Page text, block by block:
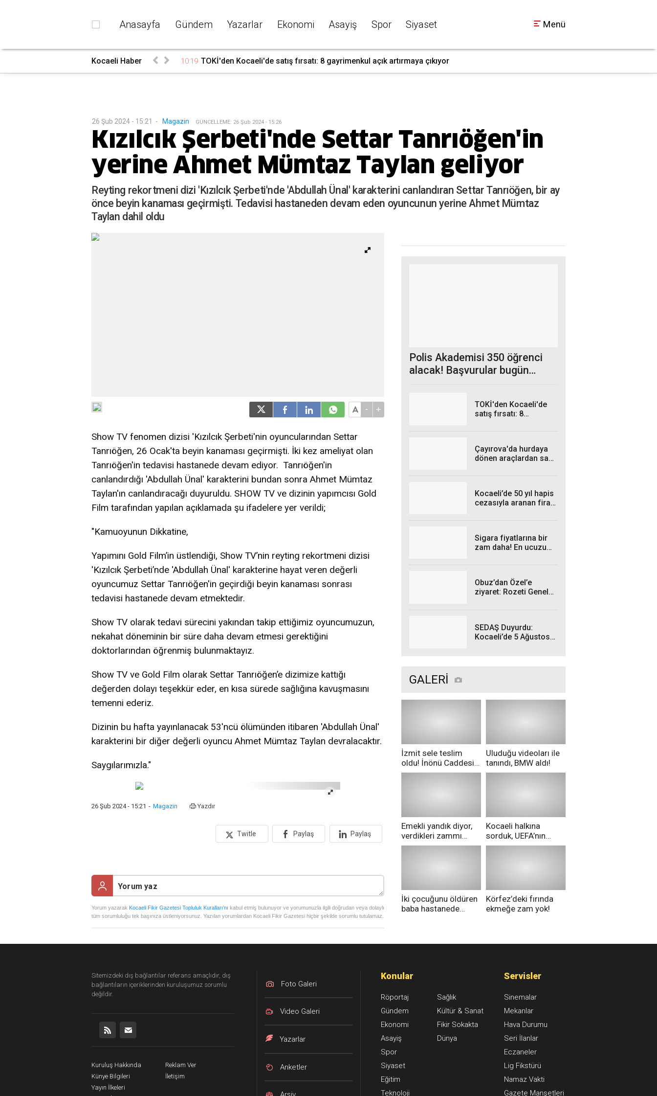
Anasayfa Gündem Yazarlar Ekonomi Asayiş Spor Siyaset Menü
Kocaeli Haber 10:19 TOKİ'den Kocaeli'de satış fırsatı: 8 gayrimenkul açık artırmaya çıkıyor
26 Şub 2024 - 15:21 - Magazin GÜNCELLEME: 26 Şub 2024 - 15:26
Kızılcık Şerbeti'nde Settar Tanrıöğen'in
yerine Ahmet Mümtaz Taylan geliyor
Reyting rekortmeni dizi 'Kızılcık Şerbeti'nde 'Abdullah Ünal' karakterini canlandıran Settar Tanrıöğen, bir ay
önce beyin kanaması geçirmişti. Tedavisi hastaneden devam eden oyuncunun yerine Ahmet Mümtaz
Taylan dahil oldu
- +
Show TV fenomen dizisi 'Kızılcık Şerbeti'nin oyuncularından Settar
Tanrıöğen, 26 Ocak'ta beyin kanaması geçirmişti. İki kez ameliyat olan
Tanrıöğen'in tedavisi hastanede devam ediyor. Tanrıöğen'in
canlandırdığı 'Abdullah Ünal' karakterini bundan sonra Ahmet Mümtaz
Taylan'ın canlandıracağı duyuruldu. SHOW TV ve dizinin yapımcısı Gold
Film tarafından yapılan açıklamada şu ifadelere yer verildi;
"Kamuoyunun Dikkatine,
Yapımını Gold Film’in üstlendiği, Show TV’nin reyting rekortmeni dizisi
'Kızılcık Şerbeti’nde 'Abdullah Ünal' karakterine hayat veren değerli
oyuncumuz Settar Tanrıöğen'in geçirdiği beyin kanaması sonrası
tedavisi hastanede devam etmektedir.
Show TV olarak tedavi sürecini yakından takip ettiğimiz oyuncumuzun,
nekahat döneminin bir süre daha devam etmesi gerektiğini
doktorlarından öğrenmiş bulunmaktayız.
Show TV ve Gold Film olarak Settar Tanrıöğen’e dizimize kattığı
değerden dolayı teşekkür eder, en kısa sürede sağlığına kavuşmasını
temenni ederiz.
Dizinin bu hafta yayınlanacak 53'ncü ölümünden itibaren 'Abdullah Ünal'
karakterini bir diğer değerli oyuncu Ahmet Mümtaz Taylan devralacaktır.
Saygılarımızla."
26 Şub 2024 - 15:21 - Magazin Yazdır
Twitle Paylaş Paylaş
Yorum yazarak Kocaeli Fikir Gazetesi Topluluk Kuralları’nı kabul etmiş bulunuyor ve yorumunuzla ilgili doğrudan veya dolaylı
tüm sorumluluğu tek başınıza üstleniyorsunuz. Yazılan yorumlardan Kocaeli Fikir Gazetesi hiçbir şekilde sorumlu tutulamaz.
Polis Akademisi 350 öğrenci
alacak! Başvurular bugün
TOKİ'den Kocaeli'de
satış fırsatı: 8
Çayırova'da hurdaya
dönen araçlardan sağ
Kocaeli’de 50 yıl hapis
cezasıyla aranan firari
Sigara fiyatlarına bir
zam daha! En ucuzu
Obuz’dan Özel’e
ziyaret: Rozeti Genel
SEDAŞ Duyurdu:
Kocaeli’de 5 Ağustos
GALERİ
İzmit sele teslim
oldu! İnönü Caddesi
göle döndü!
Uluduğu videoları ile
tanındı, BMW aldı!
Emekli yandık diyor,
verdikleri zammı
pazarda geri aldılar!
Kocaeli halkına
sorduk, UEFA’nın
Merih Demiral kararı
İki çocuğunu öldüren
baba hastanede
Körfez’deki fırında
ekmeğe zam yok!
Sitemizdeki dış bağlantılar referans amaçlıdır, dış
bağlantıların içeriklerinden kuruluşumuz sorumlu
değildir.
Kuruluş Hakkında
Künye Bilgileri
Yayın İlkeleri
Reklam Ver
İletişim
Foto Galeri
Video Galeri
Yazarlar
Anketler
Konular
Röportaj
Gündem
Ekonomi
Asayiş
Spor
Siyaset
Eğitim
Teknoloji
Sağlık
Kültür & Sanat
Fikir Sokakta
Dünya
Servisler
Sinemalar
Mekanlar
Hava Durumu
Seri İlanlar
Eczaneler
Lig Fikstürü
Namaz Vakti
Gazete Manşetleri